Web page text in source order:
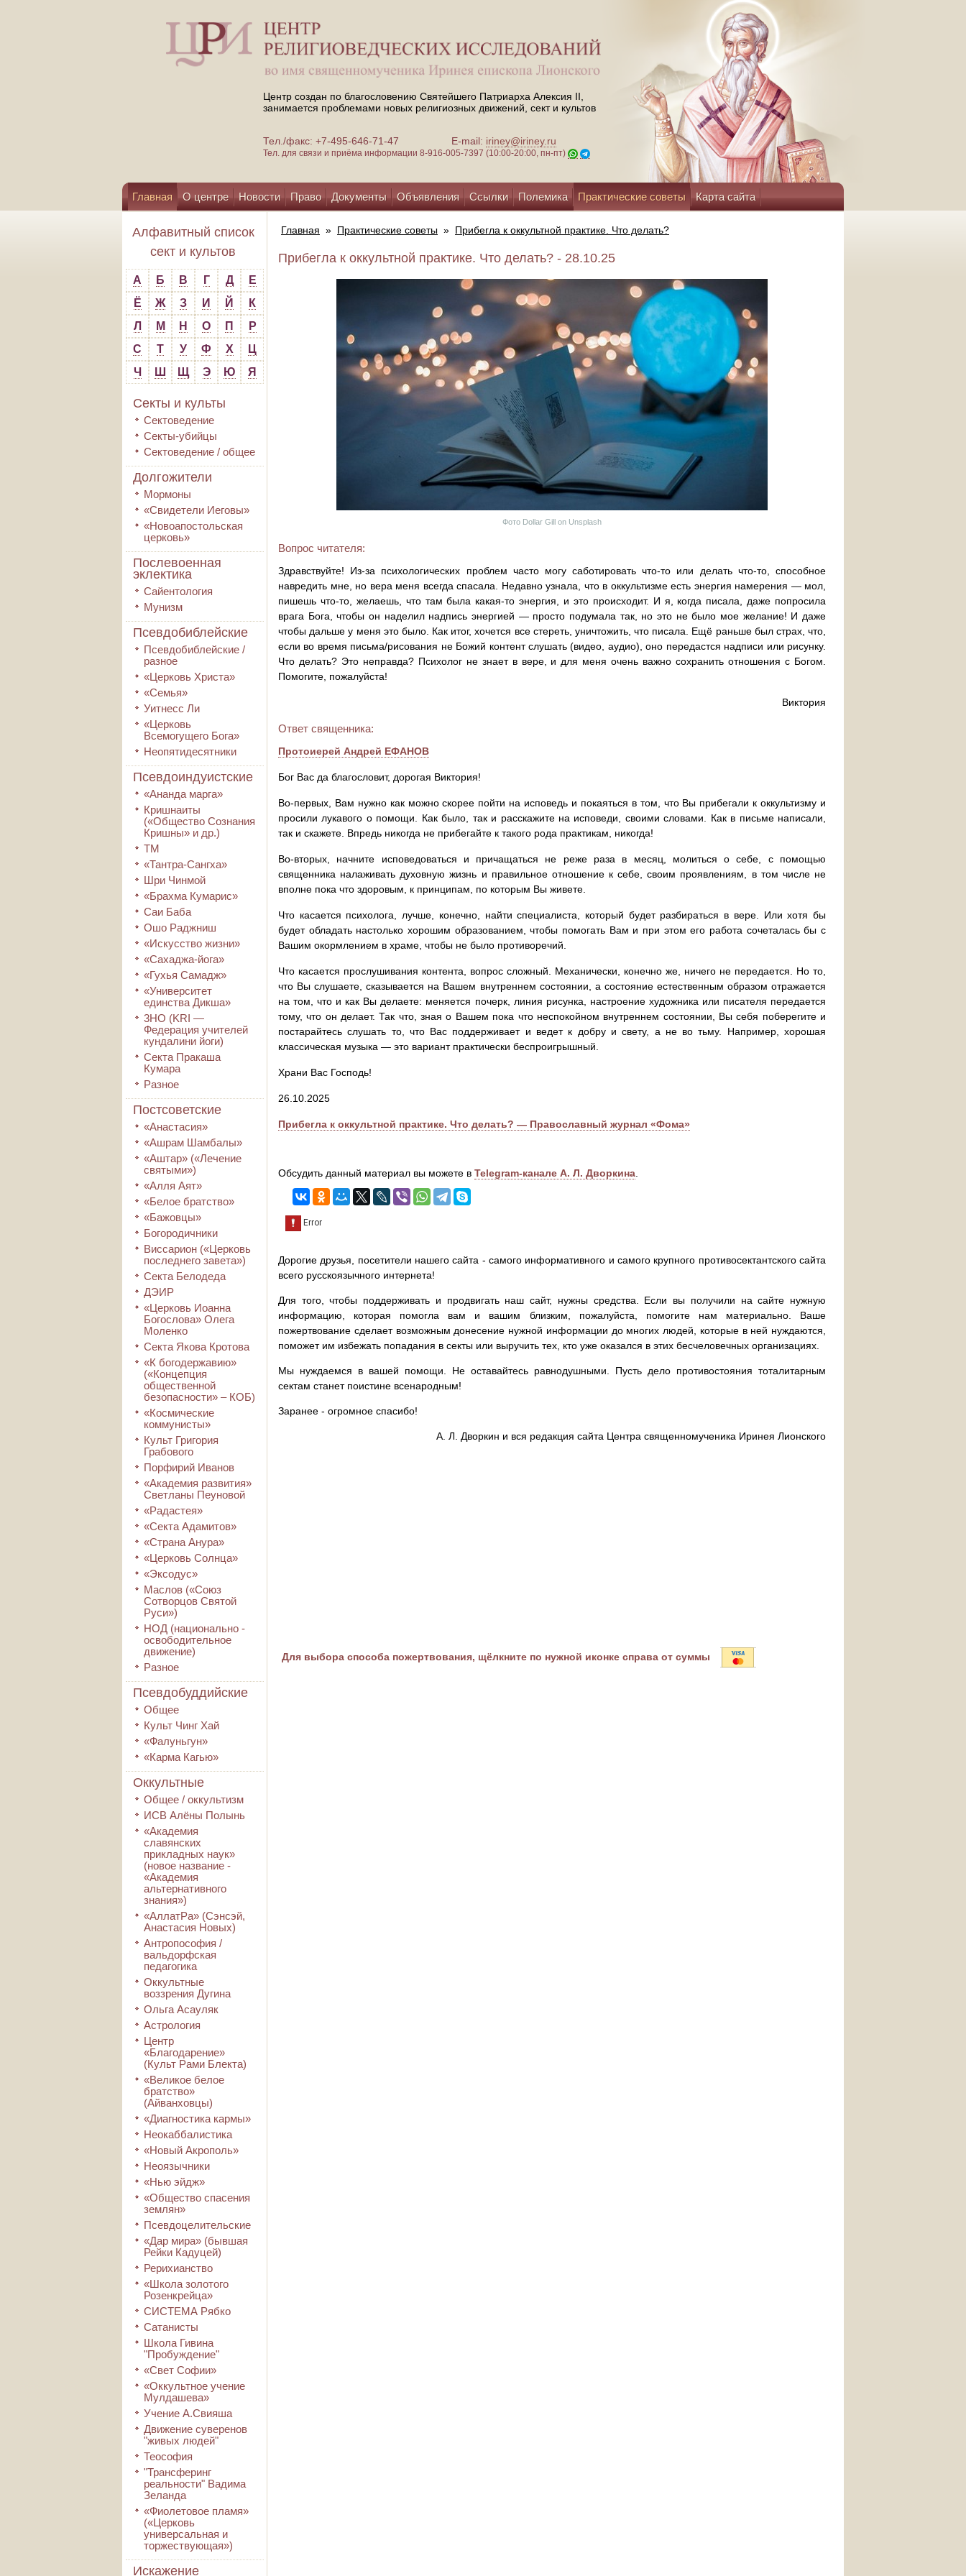
Центр создан по благословению Святейшего Патриарха Алексия II,
занимается проблемами новых религиозных движений, сект и культов
Тел./факс: +7-495-646-71-47 E-mail: iriney@iriney.ru
Тел. для связи и приёма информации 8-916-005-7397 (10:00-20:00, пн-пт)
Главная О центре Новости Право Документы Объявления Ссылки Полемика Практические советы Карта сайта
Помощь центру
Алфавитный список
сект и культов
А Б В Г Д
Е
Ё
Ж З И Й
К
Л
М Н О П
Р
С
Т У Ф Х
Ц
Ч
Ш Щ Э Ю Я
Секты и культы
Сектоведение
Секты-убийцы
Сектоведение / общее
Долгожители
Мормоны
«Свидетели Иеговы»
«Новоапостольская
церковь»
Послевоенная
эклектика
Сайентология
Мунизм
Псевдобиблейские
Псевдобиблейские /
разное
«Церковь Христа»
«Семья»
Уитнесс Ли
«Церковь
Всемогущего Бога»
Неопятидесятники
Псевдоиндуистские
«Ананда марга»
Кришнаиты
(«Общество Сознания
Кришны» и др.)
ТМ
«Тантра-Сангха»
Шри Чинмой
«Брахма Кумарис»
Саи Баба
Ошо Раджниш
«Искусство жизни»
«Сахаджа-йога»
«Гухья Самадж»
«Университет
единства Дикша»
3HO (KRI ―
Федерация учителей
кундалини йоги)
Секта Пракаша
Кумара
Разное
Постсоветские
«Анастасия»
«Ашрам Шамбалы»
«Аштар» («Лечение
святыми»)
«Алля Аят»
«Белое братство»
«Бажовцы»
Богородичники
Виссарион («Церковь
последнего завета»)
Секта Белодеда
ДЭИР
«Церковь Иоанна
Богослова» Олега
Моленко
Секта Якова Кротова
«К богодержавию»
(«Концепция
общественной
безопасности» – КОБ)
«Космические
коммунисты»
Культ Григория
Грабового
Порфирий Иванов
«Академия развития»
Светланы Пеуновой
«Радастея»
«Секта Адамитов»
«Страна Анура»
«Церковь Солнца»
«Эксодус»
Маслов («Союз
Сотворцов Святой
Руси»)
НОД (национально -
освободительное
движение)
Разное
Псевдобуддийские
Общее
Культ Чинг Хай
«Фалуньгун»
«Карма Кагью»
Оккультные
Общее / оккультизм
ИСВ Алёны Полынь
«Академия
славянских
прикладных наук»
(новое название -
«Академия
альтернативного
знания»)
«АллатРа» (Сэнсэй,
Анастасия Новых)
Антропософия /
вальдорфская
педагогика
Оккультные
воззрения Дугина
Ольга Асауляк
Астрология
Центр
«Благодарение»
(Культ Рами Блекта)
«Великое белое
братство»
(Айванховцы)
«Диагностика кармы»
Неокаббалистика
«Новый Акрополь»
Неоязычники
«Нью эйдж»
«Общество спасения
землян»
Псевдоцелительские
«Дар мира» (бывшая
Рейки Кадуцей)
Рерихианство
«Школа золотого
Розенкрейца»
СИСТЕМА Рябко
Сатанисты
Школа Гивина
"Пробуждение"
«Свет Софии»
«Оккультное учение
Мулдашева»
Учение А.Свияша
Движение суверенов
"живых людей"
Теософия
"Трансферинг
реальности" Вадима
Зеланда
«Фиолетовое пламя»
(«Церковь
универсальная и
торжествующая»)
Искажение
Главная » Практические советы » Прибегла к оккультной практике. Что делать?
Прибегла к оккультной практике. Что делать? - 28.10.25
Фото Dollar Gill on Unsplash
Вопрос читателя:
Здравствуйте! Из-за психологических проблем часто могу саботировать что-то или делать что-то, способное
навредить мне, но вера меня всегда спасала. Недавно узнала, что в оккультизме есть энергия намерения — мол,
пишешь что-то, желаешь, что там была какая-то энергия, и это происходит. И я, когда писала, даже попросила
врага Бога, чтобы он наделил надпись энергией — просто подумала так, но это не было мое желание! И даже
чтобы дальше у меня это было. Как итог, хочется все стереть, уничтожить, что писала. Ещё раньше был страх, что,
если во время письма/рисования не Божий контент слушать (видео, аудио), оно передастся надписи или рисунку.
Что делать? Это неправда? Психолог не знает в вере, и для меня очень важно сохранить отношения с Богом.
Помогите, пожалуйста!
Виктория
Ответ священника:
Протоиерей Андрей ЕФАНОВ
Бог Вас да благословит, дорогая Виктория!
Во-первых, Вам нужно как можно скорее пойти на исповедь и покаяться в том, что Вы прибегали к оккультизму и
просили лукавого о помощи. Как было, так и расскажите на исповеди, своими словами. Как в письме написали,
так и скажете. Впредь никогда не прибегайте к такого рода практикам, никогда!
Во-вторых, начните исповедоваться и причащаться не реже раза в месяц, молиться о себе, с помощью
священника налаживать духовную жизнь и правильное отношение к себе, своим проявлениям, в том числе не
вполне пока что здоровым, к принципам, по которым Вы живете.
Что касается психолога, лучше, конечно, найти специалиста, который будет разбираться в вере. Или хотя бы
будет обладать настолько хорошим образованием, чтобы помогать Вам и при этом его работа сочеталась бы с
Вашим окормлением в храме, чтобы не было противоречий.
Что касается прослушивания контента, вопрос сложный. Механически, конечно же, ничего не передается. Но то,
что Вы слушаете, сказывается на Вашем внутреннем состоянии, а состояние естественным образом отражается
на том, что и как Вы делаете: меняется почерк, линия рисунка, настроение художника или писателя передается
тому, что он делает. Так что, зная о Вашем пока что неспокойном внутреннем состоянии, Вы себя поберегите и
постарайтесь слушать то, что Вас поддерживает и ведет к добру и свету, а не во тьму. Например, хорошая
классическая музыка — это вариант практически беспроигрышный.
Храни Вас Господь!
26.10.2025
Прибегла к оккультной практике. Что делать? — Православный журнал «Фома»
Обсудить данный материал вы можете в Telegram-канале А. Л. Дворкина
Дорогие друзья, посетители нашего сайта - самого информативного и самого крупного противосектантского сайта
всего русскоязычного интернета!
Для того, чтобы поддерживать и продвигать наш сайт, нужны средства. Если вы получили на сайте нужную
информацию, которая помогла вам и вашим близким, пожалуйста, помогите нам материально. Ваше
пожертвование сделает возможным донесение нужной информации до многих людей, которые в ней нуждаются,
поможет им избежать попадания в секты или выручить тех, кто уже оказался в этих бесчеловечных организациях.
Мы нуждаемся в вашей помощи. Не оставайтесь равнодушными. Пусть дело противостояния тоталитарным
сектам станет поистине всенародным!
Заранее - огромное спасибо!
А. Л. Дворкин и вся редакция сайта Центра священномученика Иринея Лионского
Для выбора способа пожертвования, щёлкните по нужной иконке справа от суммы